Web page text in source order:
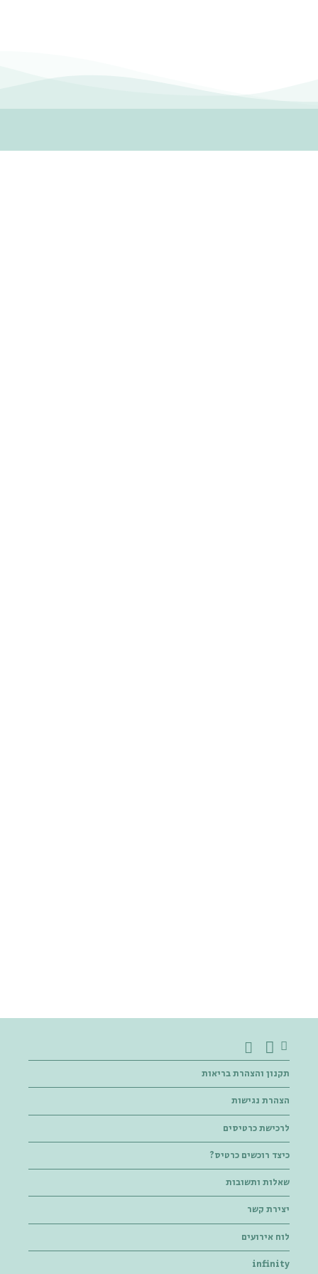
תקנון והצהרת בריאות
הצהרת נגישות
לרכישת כרטיסים
כיצד רוכשים כרטיס?
שאלות ותשובות
יצירת קשר
לוח אירועים
infinity